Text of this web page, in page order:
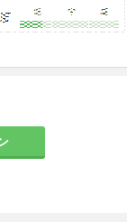
ギー反応）が強
投与したとき、
。
）投与中の患者
たとき、アドレ